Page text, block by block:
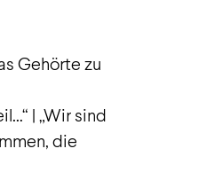
Gehörte zu
| „Wir sind
die